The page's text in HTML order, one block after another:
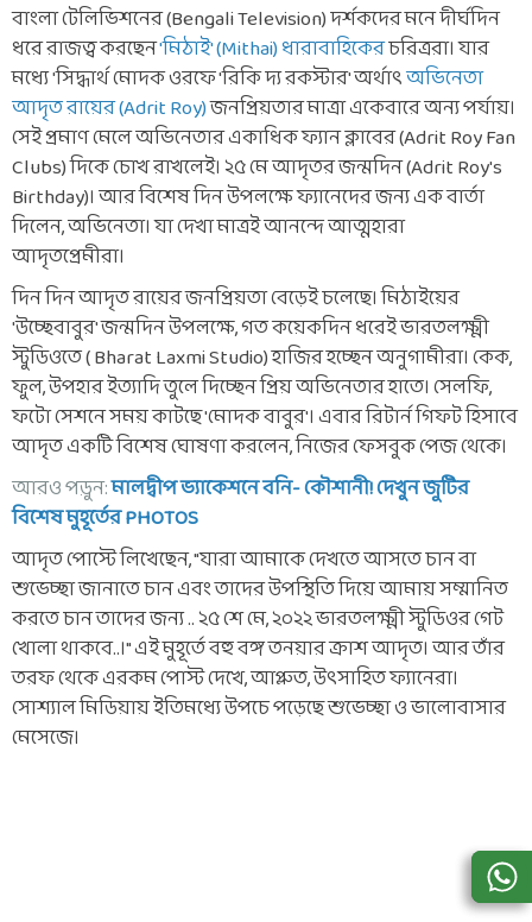
বাংলা টেলিভিশনের (Bengali Television) দর্শকদের মনে দীর্ঘদিন
ধরে রাজত্ব করছেন'মিঠাই' (Mithai) ধারাবাহিকেরচরিত্ররা। যার
মধ্যে 'সিদ্ধার্থ মোদক ওরফে 'রিকি দ্য রকস্টার' অর্থাৎঅভিনেতা
আদৃত রায়ের (Adrit Roy)জনপ্রিয়তার মাত্রা একেবারে অন্য পর্যায়।
সেই প্রমাণ মেলে অভিনেতার একাধিক ফ্যান ক্লাবের (Adrit Roy Fan
Clubs) দিকে চোখ রাখলেই। ২৫ মে আদৃতর জন্মদিন (Adrit Roy's
Birthday)। আর বিশেষ দিন উপলক্ষে ফ্যানেদের জন্য এক বার্তা
দিলেন, অভিনেতা। যা দেখা মাত্রই আনন্দে আত্মহারা
আদৃতপ্রেমীরা।
দিন দিন আদৃত রায়ের জনপ্রিয়তা বেড়েই চলেছে। মিঠাইয়ের
'উচ্ছেবাবুর' জন্মদিন উপলক্ষে, গত কয়েকদিন ধরেই ভারতলক্ষ্মী
স্টুডিওতে ( Bharat Laxmi Studio) হাজির হচ্ছেন অনুগামীরা। কেক,
ফুল, উপহার ইত্যাদি তুলে দিচ্ছেন প্রিয় অভিনেতার হাতে। সেলফি,
ফটো সেশনে সময় কাটছে 'মোদক বাবুর'। এবার রিটার্ন গিফট হিসাবে
আদৃত একটি বিশেষ ঘোষণা করলেন, নিজের ফেসবুক পেজ থেকে।
আরও পড়ুন:মালদ্বীপ ভ্যাকেশনে বনি- কৌশানী! দেখুন জুটির
বিশেষ মুহূর্তের PHOTOS
আদৃত পোস্টে লিখেছেন, "যারা আমাকে দেখতে আসতে চান বা
শুভেচ্ছা জানাতে চান এবং তাদের উপস্থিতি দিয়ে আমায় সম্মানিত
করতে চান তাদের জন্য .. ২৫ শে মে, ২০২২ ভারতলক্ষ্মী স্টুডিওর গেট
খোলা থাকবে..।" এই মুহূর্তে বহু বঙ্গ তনয়ার ক্রাশ আদৃত। আর তাঁর
তরফ থেকে এরকম পোস্ট দেখে, আপ্লুত, উৎসাহিত ফ্যানেরা।
সোশ্যাল মিডিয়ায় ইতিমধ্যে উপচে পড়েছে শুভেচ্ছা ও ভালোবাসার
মেসেজে।